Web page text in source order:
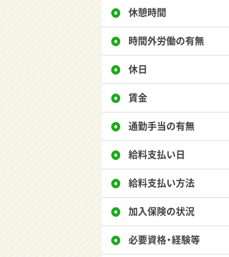
休憩時間
時間外労働の有無
休日
賃金
通勤手当の有無
給料支払い日
給料支払い方法
加入保険の状況
必要資格・経験等